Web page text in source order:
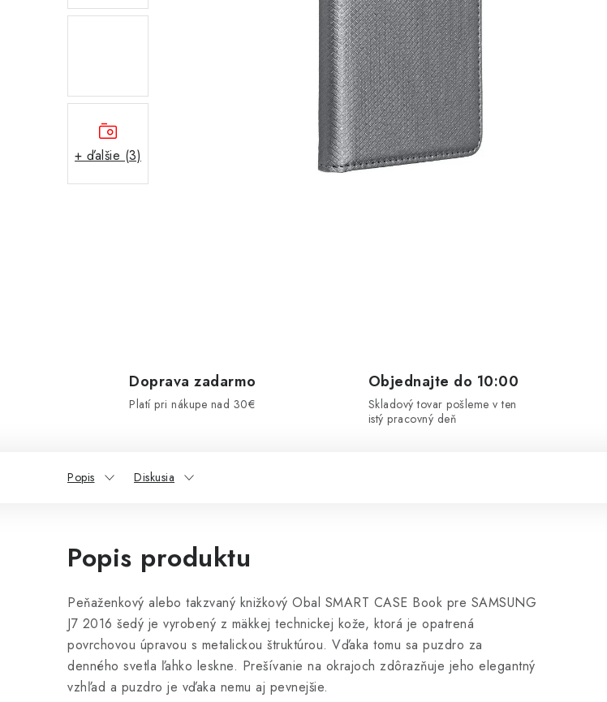
+ ďalšie (3)
Doprava zadarmo
Platí pri nákupe nad 30€
Objednajte do 10:00
Skladový tovar pošleme v ten
istý pracovný deň
Popis Diskusia
Popis produktu
Peňaženkový alebo takzvaný knižkový Obal SMART CASE Book pre SAMSUNG
J7 2016 šedý je vyrobený z mäkkej technickej kože, ktorá je opatrená
povrchovou úpravou s metalickou štruktúrou. Vďaka tomu sa puzdro za
denného svetla ľahko leskne. Prešívanie na okrajoch zdôrazňuje jeho elegantný
vzhľad a puzdro je vďaka nemu aj pevnejšie.